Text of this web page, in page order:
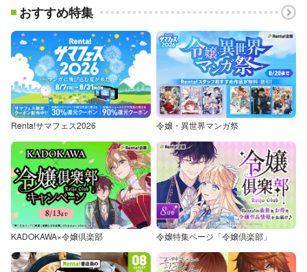
おすすめ特集
Renta!サマフェス2026 令嬢・異世界マンガ祭
KADOKAWA×令嬢倶楽部 令嬢特集ページ「令嬢倶楽部」